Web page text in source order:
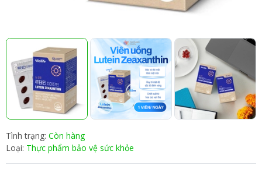
Tình trạng: Còn hàng
Loại: Thực phẩm bảo vệ sức khỏe